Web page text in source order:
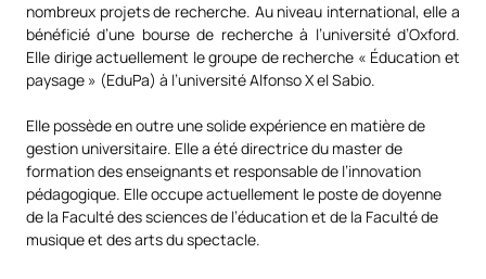
nombreux projets de recherche. Au niveau international, elle a
bénéficié d’une bourse de recherche à l’université d’Oxford.
Elle dirige actuellement le groupe de recherche « Éducation et
paysage » (EduPa) à l’université Alfonso X el Sabio.
Elle possède en outre une solide expérience en matière de
gestion universitaire. Elle a été directrice du master de
formation des enseignants et responsable de l’innovation
pédagogique. Elle occupe actuellement le poste de doyenne
de la Faculté des sciences de l’éducation et de la Faculté de
musique et des arts du spectacle.